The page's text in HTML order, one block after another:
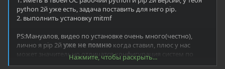
python 2й уже есть, задача поставить для него pip.
2. выполнить установку mitmf
PS:Мануалов, видео по установке очень много(честно),
лично я pip 2й уже не помню когда ставил, плюс у нас
может значительно отличатся конфигурация систем по
Нажмите, чтобы раскрыть...